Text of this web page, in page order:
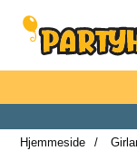
Startsiden for
Hjemmeside